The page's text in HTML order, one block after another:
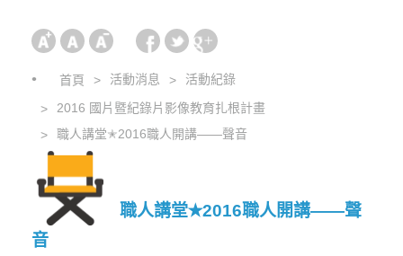
首頁 活動消息
活動紀錄
2016 國片暨紀錄片影像教育扎根計畫
職人講堂✭2016職人開講——聲音
職人講堂✭2016職人開講——聲
音